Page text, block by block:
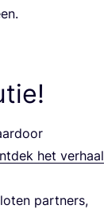
het ver­haal
part­ners,